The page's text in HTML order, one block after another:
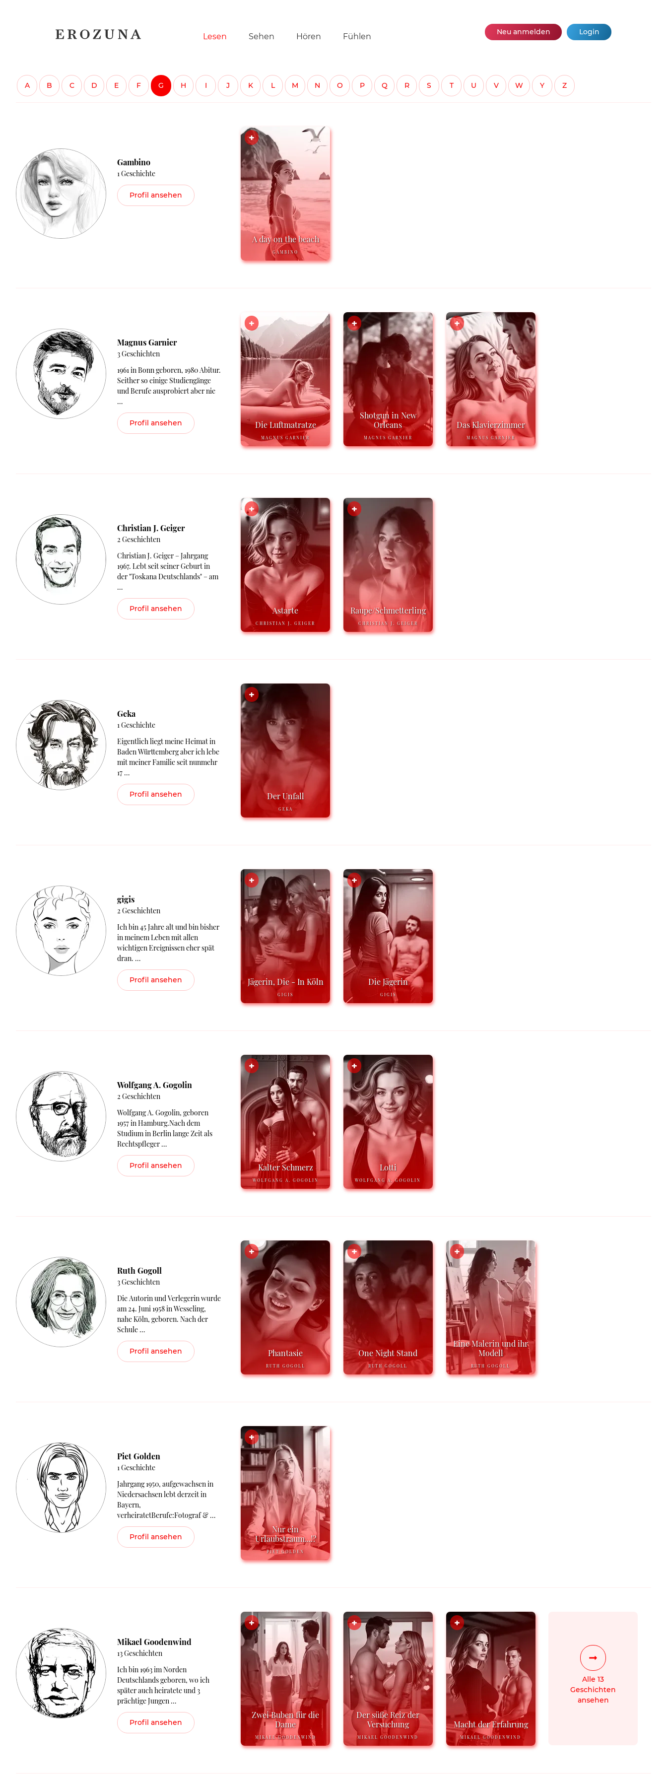
Navigation
Lesen Sehen Hören Fühlen Neu anmelden Login
A B C D E F G H I J K L M N O P Q R S T U V W Y Z
Gambino
1 Geschichte
Profil ansehen
A day on the beach
GAMBINO
Magnus Garnier
3 Geschichten
1961 in Bonn geboren, 1980 Abitur.
Seither so einige Studiengänge
und Berufe ausprobiert aber nie
…
Profil ansehen Die Luftmatratze
MAGNUS GARNIER
Shotgun in New
Orleans
MAGNUS GARNIER
Das Klavierzimmer
MAGNUS GARNIER
Christian J. Geiger
2 Geschichten
Christian J. Geiger – Jahrgang
1967. Lebt seit seiner Geburt in
der "Toskana Deutschlands" – am
…
Profil ansehen Astarte
CHRISTIAN J. GEIGER
Raupe/Schmetterling
CHRISTIAN J. GEIGER
Geka
1 Geschichte
Eigentlich liegt meine Heimat in
Baden Württemberg aber ich lebe
mit meiner Familie seit nunmehr
17 …
Profil ansehen Der Unfall
GEKA
gigis
2 Geschichten
Ich bin 45 Jahre alt und bin bisher
in meinem Leben mit allen
wichtigen Ereignissen eher spät
dran. …
Profil ansehen Jägerin, Die - In Köln
GIGIS
Die Jägerin
GIGIS
Wolfgang A. Gogolin
2 Geschichten
Wolfgang A. Gogolin, geboren
1957 in Hamburg.Nach dem
Studium in Berlin lange Zeit als
Rechtspfleger …
Profil ansehen Kalter Schmerz
WOLFGANG A. GOGOLIN
Lotti
WOLFGANG A. GOGOLIN
Ruth Gogoll
3 Geschichten
Die Autorin und Verlegerin wurde
am 24. Juni 1958 in Wesseling,
nahe Köln, geboren. Nach der
Schule …
Profil ansehen Phantasie
RUTH GOGOLL
One Night Stand
RUTH GOGOLL
Eine Malerin und ihr
Modell
RUTH GOGOLL
Piet Golden
1 Geschichte
Jahrgang 1950, aufgewachsen in
Niedersachsen lebt derzeit in
Bayern,
verheiratetBerufe:Fotograf & …
Profil ansehen
Nur ein
Urlaubstraum...!?
PIET GOLDEN
Mikael Goodenwind
13 Geschichten
Ich bin 1963 im Norden
Deutschlands geboren, wo ich
später auch heiratete und 3
prächtige Jungen …
Profil ansehen
Zwei Buben für die
Dame
MIKAEL GOODENWIND
Der süße Reiz der
Versuchung
MIKAEL GOODENWIND
Macht der Erfahrung
MIKAEL GOODENWIND
Alle 13
Geschichten
ansehen